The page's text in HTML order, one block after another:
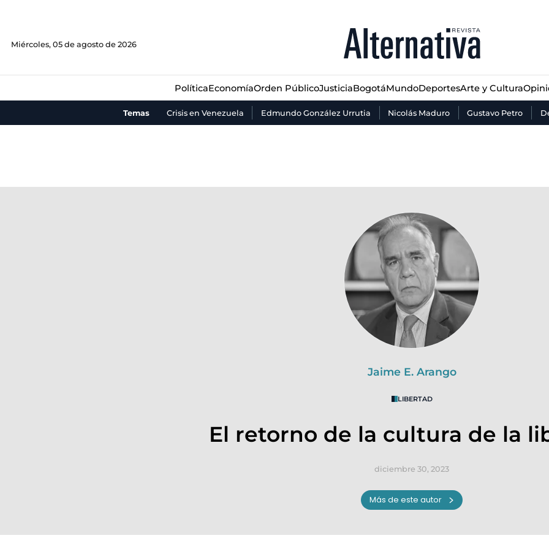
Miércoles, 05 de agosto de 2026
PolíticaEconomíaOrden PúblicoJusticiaBogotáMundoDeportesArte y Cultura
Temas Crisis en Venezuela Edmundo González Urrutia Nicolás Maduro Gustavo Petro
JusticiaBogotáMundo Deportes Arte y Cultura
Jaime E. Arango
LIBERTAD
El retorno de la cultura de la
diciembre 30, 2023
Más de este autor